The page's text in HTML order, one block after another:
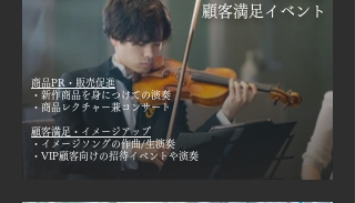
顧客満足イベント
商品PR・販売促進
・新作商品を身につけての演奏
・商品レクチャー兼コンサート
顧客満足・イメージアップ
・イメージソングの作曲/生演奏
・VIP顧客向けの招待イベントや演奏